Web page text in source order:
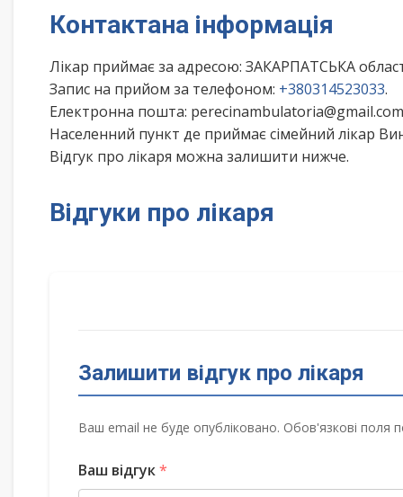
Контактана інформація
Лікар приймає за адресою: ЗАКАРПАТСЬКА
Запис на прийом за телефоном: +380314523033.
Електронна пошта:
Населенний пункт де приймає сімейний лікар
Відгук про лікаря можна залишити нижче.
Відгуки про лікаря
Залишити відгук про лікаря
Ваш email не буде опубліковано. Обов'язкові поля
Ваш відгук*